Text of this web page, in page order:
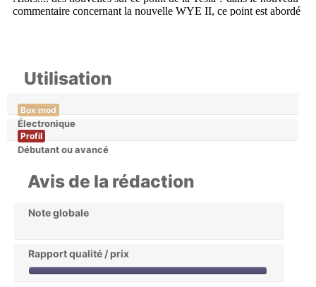
Utilisation
Box mod
Électronique
Profil
Débutant ou avancé
Avis de la rédaction
Note globale
Rapport qualité / prix